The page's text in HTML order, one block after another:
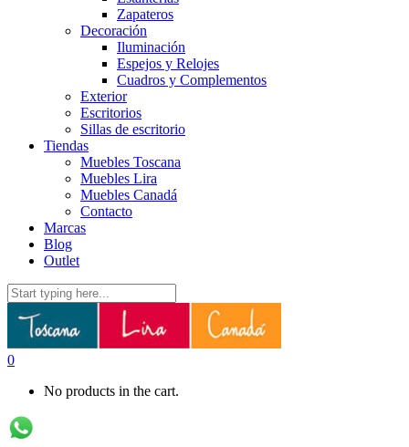
Zapateros
Decoración
Iluminación
Espejos y Relojes
Cuadros y Complementos
Exterior
Escritorios
Sillas de escritorio
Tiendas
Muebles Toscana
Muebles Lira
Muebles Canadá
Contacto
Marcas
Blog
Outlet
0
No products in the cart.